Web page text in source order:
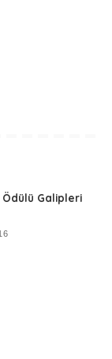
Ödülü Galipleri